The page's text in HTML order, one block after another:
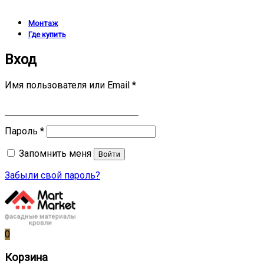
Монтаж
Где купить
Вход
Имя пользователя или Email *
Пароль *
Запомнить меня
Войти
Забыли свой пароль?
0
Корзина